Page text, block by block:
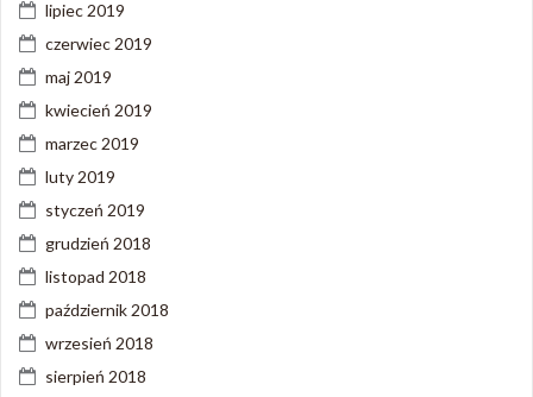
lipiec 2019
czerwiec 2019
maj 2019
kwiecień 2019
marzec 2019
luty 2019
styczeń 2019
grudzień 2018
listopad 2018
październik 2018
wrzesień 2018
sierpień 2018